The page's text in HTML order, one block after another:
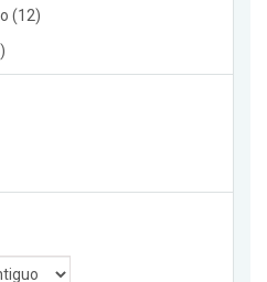
(12)